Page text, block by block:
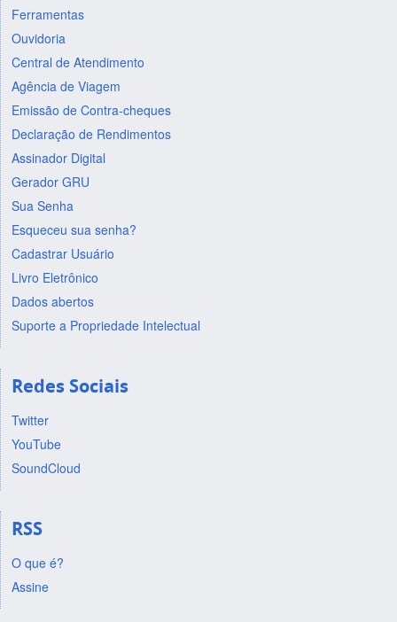
Ferramentas
Ouvidoria
Central de Atendimento
Agência de Viagem
Emissão de Contra-cheques
Declaração de Rendimentos
Assinador Digital
Gerador GRU
Sua Senha
Esqueceu sua senha?
Cadastrar Usuário
Livro Eletrônico
Dados abertos
Suporte a Propriedade Intelectual
Redes Sociais
Twitter
YouTube
SoundCloud
RSS
O que é?
Assine